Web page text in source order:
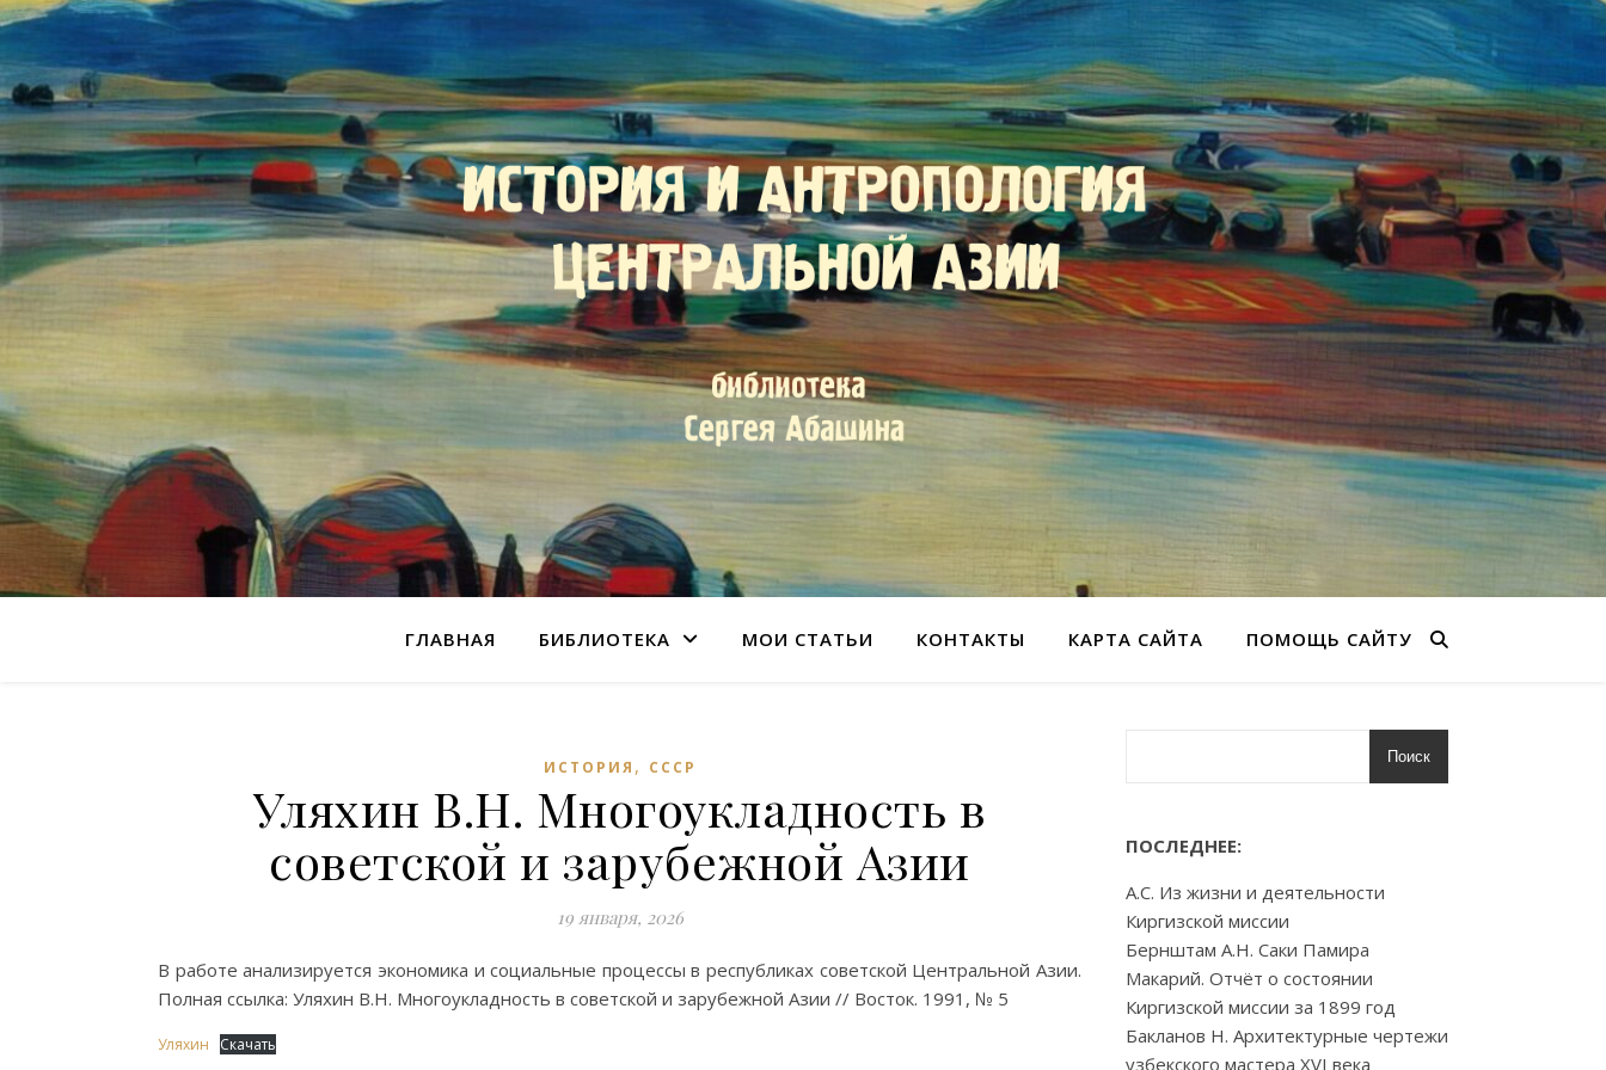
ГЛАВНАЯ БИБЛИОТЕКА МОИ СТАТЬИ КОНТАКТЫ КАРТА САЙТА ПОМОЩЬ САЙТУ
ИСТОРИЯ , СССР
Уляхин В.Н. Многоукладность в
советской и зарубежной Азии
19 января, 2026
В работе анализируется экономика и социальные процессы в республиках советской Центральной Азии.
Полная ссылка: Уляхин В.Н. Многоукладность в советской и зарубежной Азии // Восток. 1991, № 5
Уляхин Скачать
Поиск
ПОСЛЕДНЕЕ:
А.С. Из жизни и деятельности
Киргизской миссии
Бернштам А.Н. Саки Памира
Макарий. Отчёт о состоянии
Киргизской миссии за 1899 год
Бакланов Н. Архитектурные чертежи
узбекского мастера XVI века